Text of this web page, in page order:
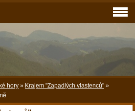
hory » Krajem "Zapadlých vlastenců" »